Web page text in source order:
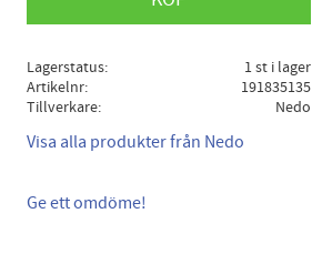
Lagerstatus
1 st i lager
Artikelnr
191835135
Tillverkare
Nedo
Visa alla produkter från Nedo
Ge ett omdöme!